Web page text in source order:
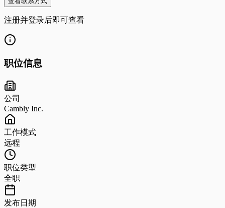
注册并登录后即可查看
职位信息
公司
Cambly Inc.
工作模式
远程
职位类型
全职
发布日期